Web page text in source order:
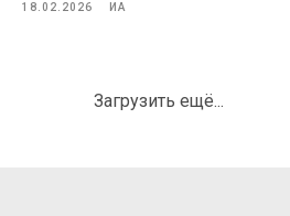
18.02.2026 ИА
Загрузить ещё...